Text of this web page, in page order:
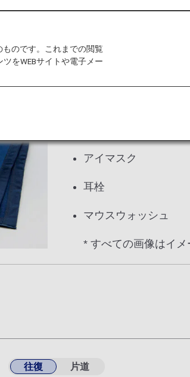
また以下のご用意もご
アイマスク
耳栓
マウスウォッシュ
* すべての画像はイメ
往復 片道
ものです。これまでの閲覧
をWEBサイトや電子メー